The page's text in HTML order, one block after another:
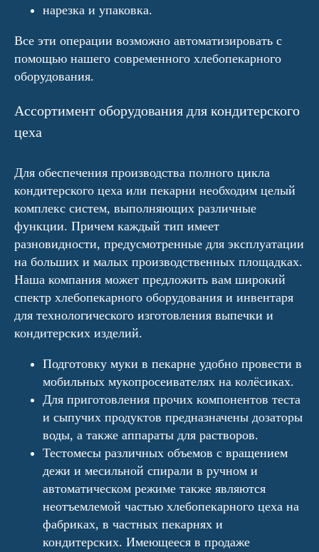
нарезка и упаковка.
Все эти операции возможно автоматизировать с
помощью нашего современного хлебопекарного
оборудования.
Ассортимент оборудования для кондитерского
цеха
Для обеспечения производства полного цикла
кондитерского цеха или пекарни необходим целый
комплекс систем, выполняющих различные
функции. Причем каждый тип имеет
разновидности, предусмотренные для эксплуатации
на больших и малых производственных площадках.
Наша компания может предложить вам широкий
спектр хлебопекарного оборудования и инвентаря
для технологического изготовления выпечки и
кондитерских изделий.
Подготовку муки в пекарне удобно провести в
мобильных мукопросеивателях на колёсиках.
Для приготовления прочих компонентов теста
и сыпучих продуктов предназначены дозаторы
воды, а также аппараты для растворов.
Тестомесы различных объемов с вращением
дежи и месильной спирали в ручном и
автоматическом режиме также являются
неотъемлемой частью хлебопекарного цеха на
фабриках, в частных пекарнях и
кондитерских. Имеющееся в продаже